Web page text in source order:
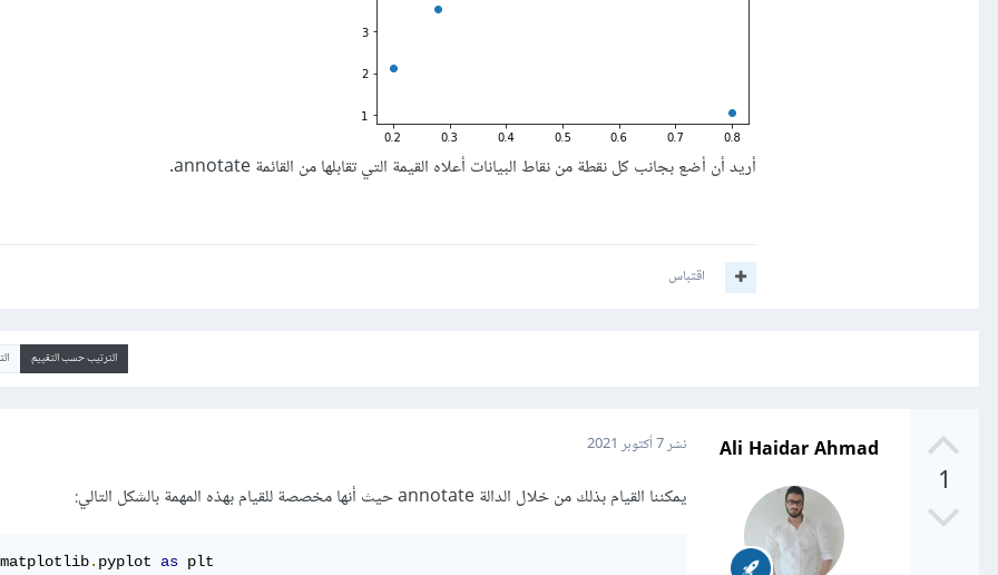
أريد أن أضع بجانب كل نقطة من نقاط البيانات أعلاه القيمة التي تقابلها من القائمة annotate.
اقتباس
الترتيب حسب التقييم
1
Ali Haidar Ahmad نشر7 أكتوبر 2021
يمكننا القيام بذلك من خلال الدالة annotate حيث أنها مخصصة للقيام بهذه المهمة بالشكل التالي:
matplotlib. pyplot as plt